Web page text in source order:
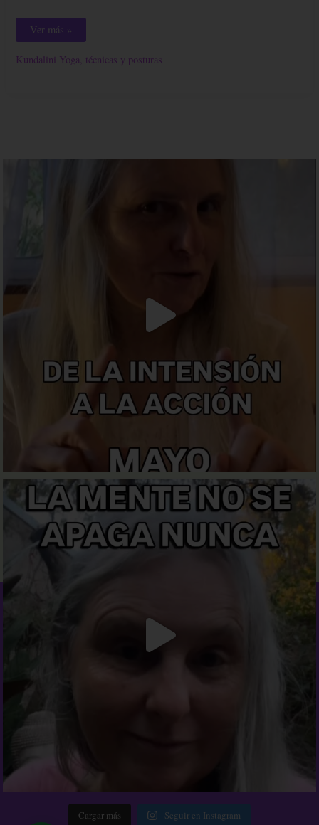
Ver más »
Kundalini Yoga, técnicas y posturas
Cargar más Seguir en Instagram